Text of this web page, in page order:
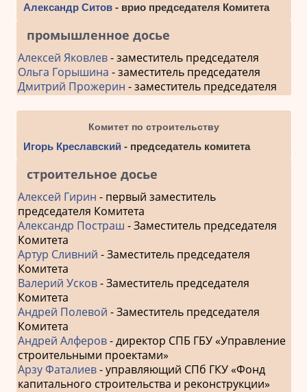
Александр Ситов- врио председателя Комитета
промышленное досье
Алексей Яковлев- заместитель председателя
Ольга Горышина - заместитель председателя
Дмитрий Прожерин - заместитель председателя
Комитет по строительству
Игорь Креславский - председатель комитета
строительное досье
Алексей Гирин - первый заместитель
председателя Комитета
Александр Постраш - Заместитель председателя
Комитета
Артур Сливний - Заместитель председателя
Комитета
Валерий Усков- Заместитель председателя
Комитета
Андрей Полевой - Заместитель председателя
Комитета
Андрей Алферов- директор СПБ ГБУ «Управление
строительными проектами»
Арзу Фаталиев- управляющий СПб ГКУ «Фонд
капитального строительства и реконструкции»